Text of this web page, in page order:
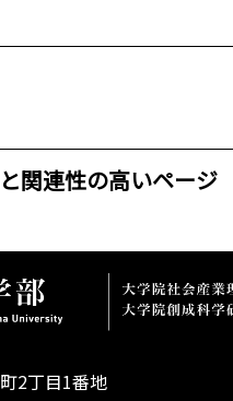
関連性の高いページ
2丁目1番地